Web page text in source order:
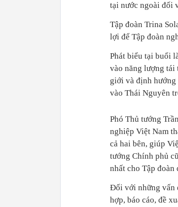
tại nước ngoài đối
Tập đoàn Trina
lợi để Tập đoàn
Phát biểu tại buổi
vào năng lượng tái
giới và định hướng
vào Thái Nguyên
Phó Thủ tướng
nghiệp Việt Nam
cả hai bên, giúp
tướng Chính phủ
nhất cho Tập đoàn
Đối với những vấn
hợp, báo cáo, đề